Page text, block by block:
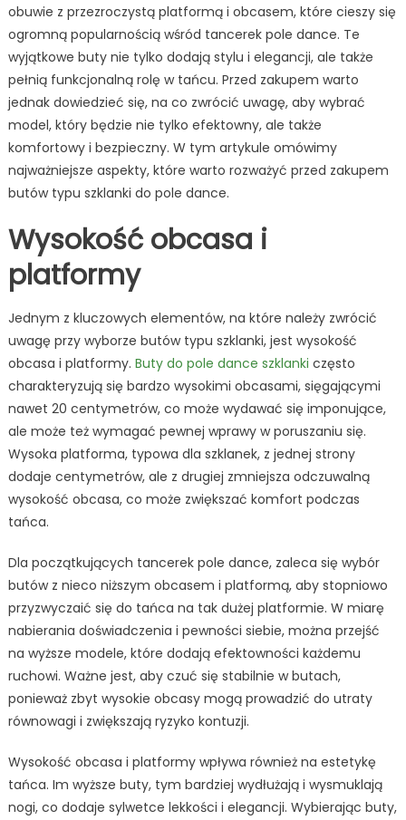
obuwie z przezroczystą platformą i obcasem, które cieszy się
ogromną popularnością wśród tancerek pole dance. Te
wyjątkowe buty nie tylko dodają stylu i elegancji, ale także
pełnią funkcjonalną rolę w tańcu. Przed zakupem warto
jednak dowiedzieć się, na co zwrócić uwagę, aby wybrać
model, który będzie nie tylko efektowny, ale także
komfortowy i bezpieczny. W tym artykule omówimy
najważniejsze aspekty, które warto rozważyć przed zakupem
butów typu szklanki do pole dance.
Wysokość obcasa i
platformy
Jednym z kluczowych elementów, na które należy zwrócić
uwagę przy wyborze butów typu szklanki, jest wysokość
obcasa i platformy. Buty do pole dance szklanki często
charakteryzują się bardzo wysokimi obcasami, sięgającymi
nawet 20 centymetrów, co może wydawać się imponujące,
ale może też wymagać pewnej wprawy w poruszaniu się.
Wysoka platforma, typowa dla szklanek, z jednej strony
dodaje centymetrów, ale z drugiej zmniejsza odczuwalną
wysokość obcasa, co może zwiększać komfort podczas
tańca.
Dla początkujących tancerek pole dance, zaleca się wybór
butów z nieco niższym obcasem i platformą, aby stopniowo
przyzwyczaić się do tańca na tak dużej platformie. W miarę
nabierania doświadczenia i pewności siebie, można przejść
na wyższe modele, które dodają efektowności każdemu
ruchowi. Ważne jest, aby czuć się stabilnie w butach,
ponieważ zbyt wysokie obcasy mogą prowadzić do utraty
równowagi i zwiększają ryzyko kontuzji.
Wysokość obcasa i platformy wpływa również na estetykę
tańca. Im wyższe buty, tym bardziej wydłużają i wysmuklają
nogi, co dodaje sylwetce lekkości i elegancji. Wybierając buty,